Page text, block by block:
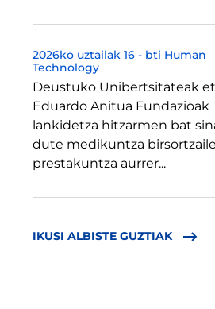
2026ko uztailak 16 - bti Human
Technology
Deustuko Unibertsitateak
Eduardo Anitua Fundazioak
lankidetza hitzarmen bat
dute medikuntza
prestakuntza aurrer...
IKUSI ALBISTE GUZTIAK